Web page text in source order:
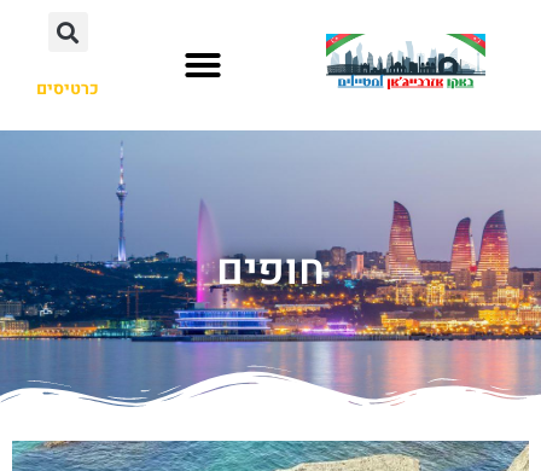
כרטיסים
חופים